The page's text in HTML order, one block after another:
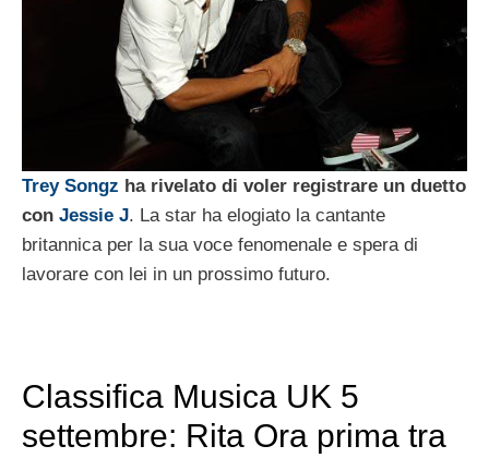
Trey Songz ha rivelato di voler registrare un duetto
con Jessie J. La star ha elogiato la cantante
britannica per la sua voce fenomenale e spera di
lavorare con lei in un prossimo futuro.
Classifica Musica UK 5
settembre: Rita Ora prima tra